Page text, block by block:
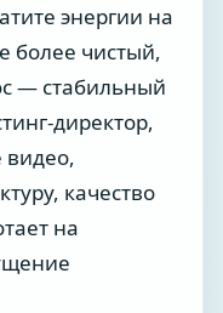
энергии на
более чистый,
— стабильный
директор,
видео,
качество
на